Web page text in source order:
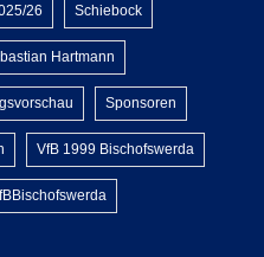
26 Schiebock
Hartmann
Sponsoren
VfB 1999 Bischofswerda